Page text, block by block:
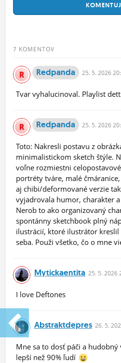
KOMENTUJ
7 KOMENTOV
Redpanda 25. 5. 2026
Tvar vyhalucinoval. Playlist
Redpanda 25. 5. 2026
Toto: Nakresli postavu z
minimalistickom sketch štýle.
voľne rozmiestni
portréty tváre, malé
aj chibi/deformované verzie
vyjadrovala humor, charakter
Nerob to ako organizovaný
spontánny sketchbook plný
ilustrácií, ktoré ilustrátor
seba. Použi všetko, čo o mne
Mytickaentita 25. 5. 2026
I love Deftones
Abstraktdepres 26. 5.
Mne sa to dosť páči a
lepší než 90% ľudí